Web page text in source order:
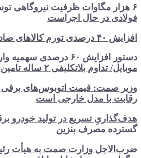
مگاوات ظرفیت نیروگاهی توسط
در حال اجراست
صادراتی
دستور افزایش ۶۰ درصدی سهمیه
بلاتکلیفی ۲ ساله تامین ارز خودرو
قیمت اتوبوس‌های برقی تولید
با مدل خارجی است
تسریع در تولید خودرو‌ برقی با
مصرف‌ بنزین‌
وزارت صمت به هیأت رئیسه